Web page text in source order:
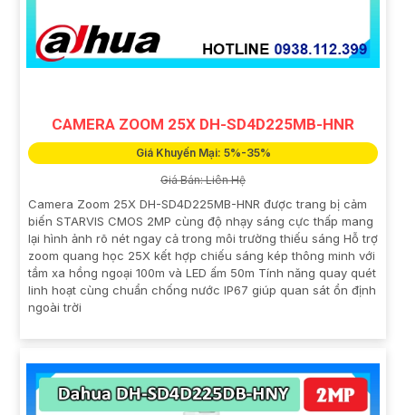
CAMERA ZOOM 25X DH-SD4D225MB-HNR
Giá Khuyến Mại: 5%-35%
Giá Bán: Liên Hệ
Camera Zoom 25X DH-SD4D225MB-HNR được trang bị cảm
biến STARVIS CMOS 2MP cùng độ nhạy sáng cực thấp mang
lại hình ảnh rõ nét ngay cả trong môi trường thiếu sáng Hỗ trợ
zoom quang học 25X kết hợp chiếu sáng kép thông minh với
tầm xa hồng ngoại 100m và LED ấm 50m Tính năng quay quét
linh hoạt cùng chuẩn chống nước IP67 giúp quan sát ổn định
ngoài trời